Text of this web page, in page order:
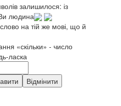
залишилося: із
людина
на тій же мові, що й
«скільки» - число
ласка